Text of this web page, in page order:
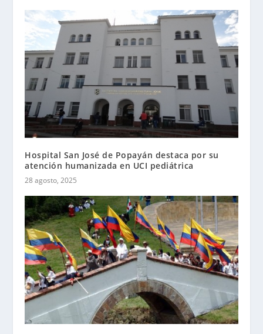
Hospital San José de Popayán destaca por su
atención humanizada en UCI pediátrica
28 agosto, 2025